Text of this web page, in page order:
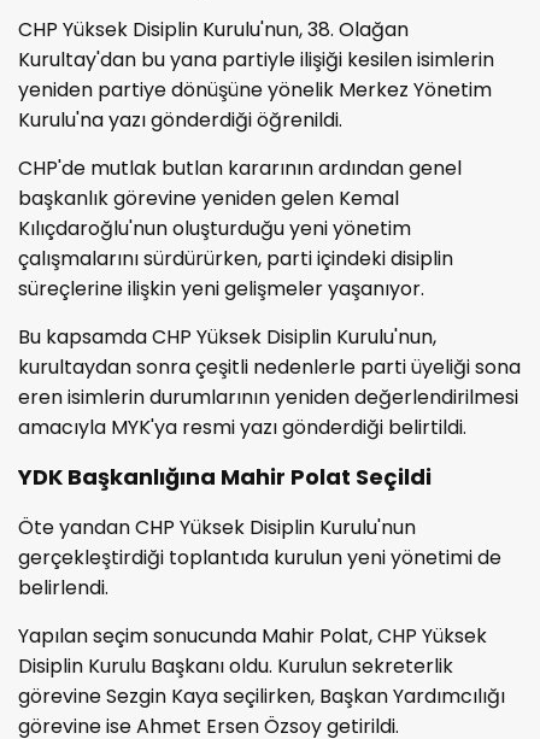
CHP Yüksek Disiplin Kurulu'nun, 38. Olağan
Kurultay'dan bu yana partiyle ilişiği kesilen isimlerin
yeniden partiye dönüşüne yönelik Merkez Yönetim
Kurulu'na yazı gönderdiği öğrenildi.
CHP'de mutlak butlan kararının ardından genel
başkanlık görevine yeniden gelen Kemal
Kılıçdaroğlu'nun oluşturduğu yeni yönetim
çalışmalarını sürdürürken, parti içindeki disiplin
süreçlerine ilişkin yeni gelişmeler yaşanıyor.
Bu kapsamda CHP Yüksek Disiplin Kurulu'nun,
kurultaydan sonra çeşitli nedenlerle parti üyeliği sona
eren isimlerin durumlarının yeniden değerlendirilmesi
amacıyla MYK'ya resmi yazı gönderdiği belirtildi.
YDK Başkanlığına Mahir Polat Seçildi
Öte yandan CHP Yüksek Disiplin Kurulu'nun
gerçekleştirdiği toplantıda kurulun yeni yönetimi de
belirlendi.
Yapılan seçim sonucunda Mahir Polat, CHP Yüksek
Disiplin Kurulu Başkanı oldu. Kurulun sekreterlik
görevine Sezgin Kaya seçilirken, Başkan Yardımcılığı
görevine ise Ahmet Ersen Özsoy getirildi.